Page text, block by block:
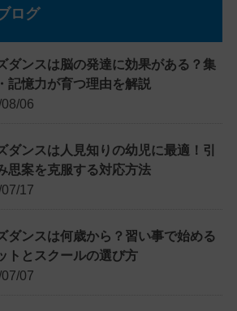
ログ
ダンスは脳の発達に効果がある？集
記憶力が育つ理由を解説
06
ダンスは人見知りの幼児に最適！引
思案を克服する対応方法
17
ダンスは何歳から？習い事で始める
トとスクールの選び方
07